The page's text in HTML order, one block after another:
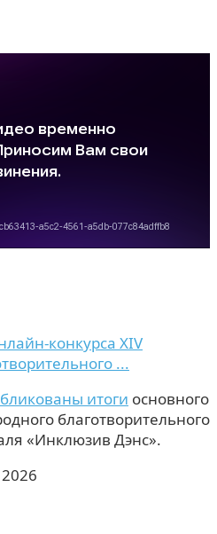
конкурса XIV
...
итоги основного
благотворительного
«Инклюзив Дэнс».